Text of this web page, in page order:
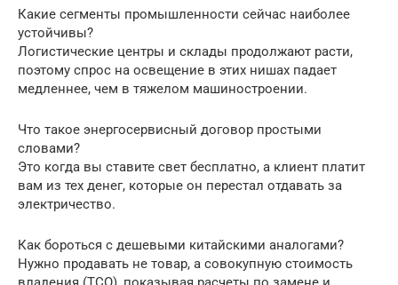
Какие сегменты промышленности сейчас наиболее
устойчивы?
Логистические центры и склады продолжают расти,
поэтому спрос на освещение в этих нишах падает
медленнее, чем в тяжелом машиностроении.
Что такое энергосервисный договор простыми
словами?
Это когда вы ставите свет бесплатно, а клиент платит
вам из тех денег, которые он перестал отдавать за
электричество.
Как бороться с дешевыми китайскими аналогами?
Нужно продавать не товар, а совокупную стоимость